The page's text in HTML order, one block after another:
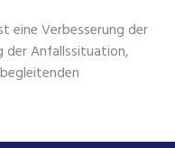
eine Verbesserung der
der Anfallssituation,